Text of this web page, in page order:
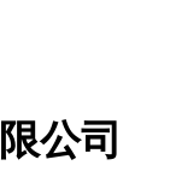
公司